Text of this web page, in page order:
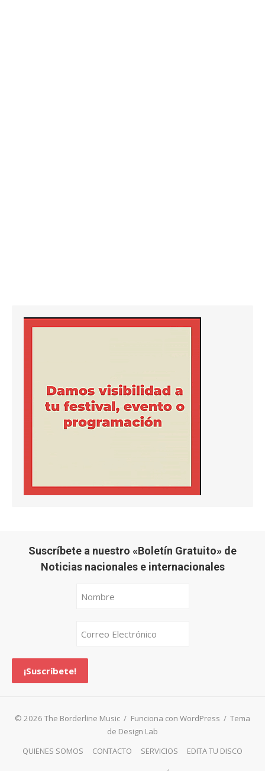
Suscríbete a nuestro «Boletín Gratuito» de
Noticias nacionales e internacionales
© 2026 The Borderline Music / Funciona con WordPress / Tema
de Design Lab
QUIENES SOMOS
CONTACTO SERVICIOS EDITA TU DISCO